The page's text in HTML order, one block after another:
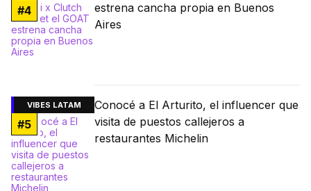
#4
estrena cancha propia en Buenos
Aires
VIBES LATAM
#5
Conocé a El Arturito, el influencer que
visita de puestos callejeros a
restaurantes Michelin